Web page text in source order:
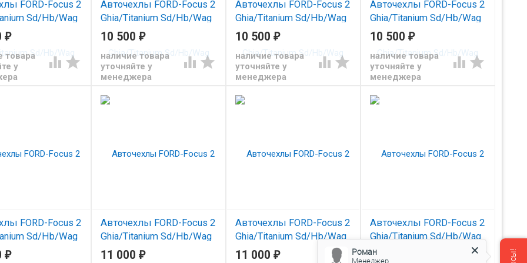
FORD-Focus 2
Sd/Hb/Wag
Kuga I Trend
Автопилот
₽
товара
у
 
Авточехлы FORD-Focus 2
Ghia/Titanium Sd/Hb/Wag
05-11/ Ford Kuga I Trend
Чехлы из экокожи Автопилот
для Форд Фокус 2 / Куга с
2008-2012
10 500₽
наличие товара
уточняйте у
менеджера
 
Авточехлы FORD-Focus 2
Ghia/Titanium Sd/Hb/Wag
05-11/ Ford Kuga I Trend
Чехлы из экокожи Автопилот
для Форд Фокус 2 / Куга с
2008-2012
10 500 ₽
наличие товара
уточняйте у
менеджера
 
Авточехлы FORD-Focus 2
Ghia/Titanium Sd/Hb/Wag
05-11/ Ford Kuga I Trend
Чехлы из экокожи Автопилот
для Форд Фокус 2 / Куга с
2008-2012
10 500 ₽
наличие товара
уточняйте у
менеджера
 
FORD-Focus 2
Sd/Hb/Wag
Kuga I Trend
₽
Авточехлы FORD-Focus 2
Ghia/Titanium Sd/Hb/Wag
05-11/ Ford Kuga I Trend
11 000₽
Авточехлы FORD-Focus 2
Ghia/Titanium Sd/Hb/Wag
05-11/ Ford Kuga I Trend
11 000 ₽
Авточехлы FORD-Focus 2
Ghia/Titanium Sd/Hb/Wag
05-11/ Ford Kuga I Trend
11 000
Роман
Менеджер